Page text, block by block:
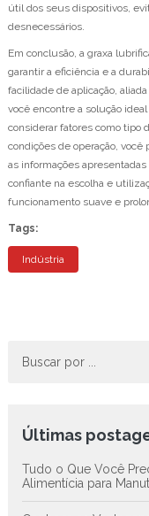
útil dos seus dispositivos,
desnecessários.
Em conclusão, a graxa
garantir a eficiência e a
facilidade de aplicação,
você encontre a solução
considerar fatores como tipo
condições de operação,
as informações
confiante na escolha e
funcionamento suave e
Tags:
Indústria
Últimas
Tudo o Que Você
Alimentícia para